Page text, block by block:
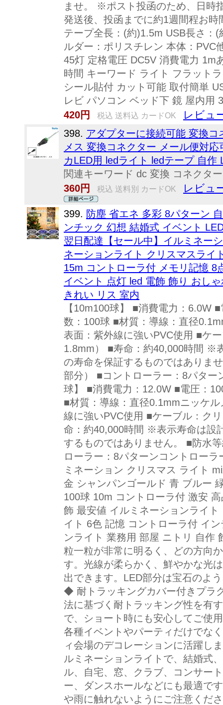
ませ。 ※ポスト投函のため、日時
発送後、投函までに約1週間程お
テープ全長：(約)1.5m USB長さ：
ルダー：ポリスチレン 本体：PVC
45灯 定格電圧 DC5V 消費電力 1m
時間 キーワード ライト フラット
シール貼付 カット可能 取付簡単
レビ パソコン ベッド下 鏡 屋内用
420円
税込 送料込 カードOK レビュ
398. アダプターに接続可能 変換
メス 変換コネクター メール便対
カLED用 ledライト ledテープ 自作
関連キーワード dc 変換 コネクタ
360円
税込 送料別 カードOK レビュ
399. 防塵 省エネ 多彩 8パターン
ンチック 幻想 結婚式 イベント
翌日配達【セール中】イルミネー
ネーションライト クリスマスライ
15m コントローラ付 メモリ記憶 8
イベント 点灯 led 電飾 飾り おし
きれい リス 室内
【10m100球】 ■消費電力：6.0W
数：100球 ■材質：導線：直径
表面：紫外線に強いPVC使用 ■ケ
1.8mm） ■寿命：約40,000時間 ※
の寿命を保証するものではありま
部分） ■コントローラー：8パター
球】 ■消費電力：12.0W ■電圧：
■材質：導線：直径0.1mmニッケ
線に強いPVC使用 ■ケーブル：ク
命：約40,000時間 ※表示寿命は設
するものではありません。 ■防水
ローラー：8パターンコントロー
ミネーション クリスマス ライト
金 シャンパンゴールド 青 ブルー
100球 10m コントローラ付 激安
飾 最安値 イルミネーションライ
イト 6色 記憶 コントローラ付 イ
ンライト 業務用 部屋 ニトリ 自作
粒一粒が非常に明るく、どの方向
す。光線が柔らかく、鮮やかな光
出できます。LED部分は宝石のよ
◆ 耐トラッキングカバー付きプラ
法に基づく耐トラッキング性を有
で、ショート時にも安心してご使
各種イベントやパーティだけでな
ィ会場のデコレーションに活躍し
ルミネーションライトで、結婚式
ル、自宅、窓、クラブ、コンサー
ー、ダンスホールなどにも最適で
や雨に触れないようにご注意くだ